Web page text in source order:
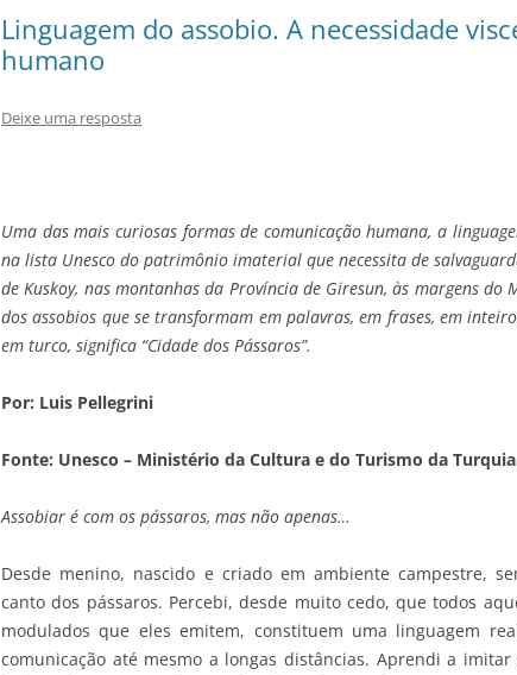
Linguagem do assobio. A necessidade
humano
Deixe uma resposta
Uma das mais curiosas formas de comunicação humana, a
na lista Unesco do patrimônio imaterial que necessita de
de Kuskoy, nas montanhas da Província de Giresun, às margens
dos assobios que se transformam em palavras, em frases, em
em turco, significa “Cidade dos Pássaros”.
Por: Luis Pellegrini
Fonte: Unesco – Ministério da Cultura e do Turismo da
Assobiar é com os pássaros, mas não apenas…
Desde menino, nascido e criado em ambiente campestre,
canto dos pássaros. Percebi, desde muito cedo, que todos
modulados que eles emitem, constituem uma linguagem
comunicação até mesmo a longas distâncias. Aprendi a